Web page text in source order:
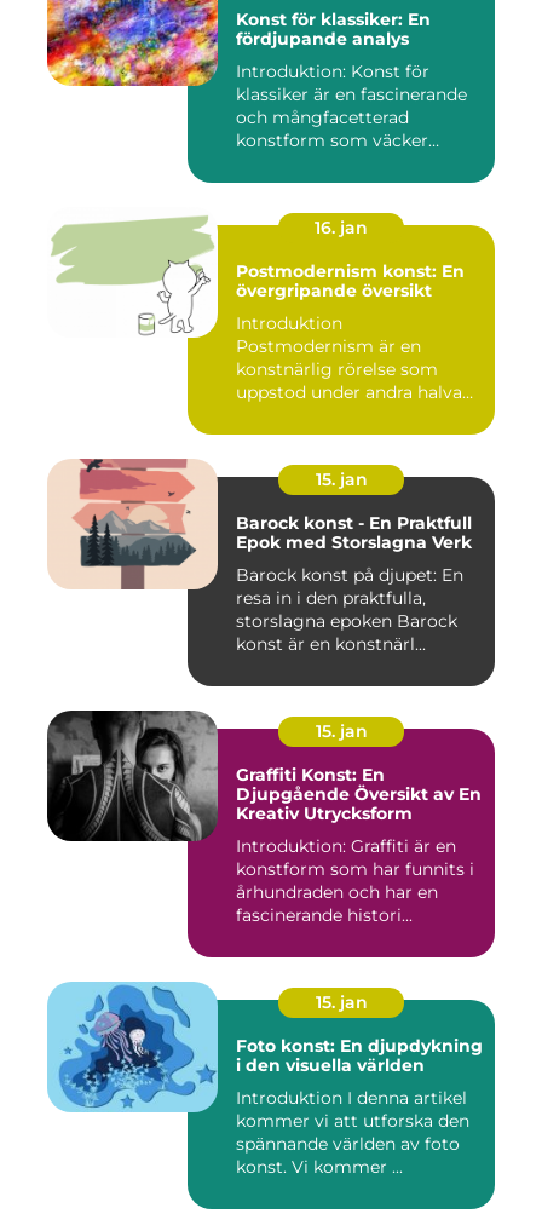
Konst för klassiker: En
fördjupande analys
Introduktion: Konst för
klassiker är en fascinerande
och mångfacetterad
konstform som väcker
16. jan
Postmodernism konst: En
övergripande översikt
Introduktion
Postmodernism är en
konstnärlig rörelse som
uppstod under andra halvan
15. jan
Barock konst - En Praktfull
Epok med Storslagna Verk
Barock konst på djupet: En
resa in i den praktfulla,
storslagna epoken Barock
konst är en konstnärl...
15. jan
Graffiti Konst: En
Djupgående Översikt av En
Kreativ Utrycksform
Introduktion: Graffiti är en
konstform som har funnits i
århundraden och har en
fascinerande histori...
15. jan
Foto konst: En djupdykning
i den visuella världen
Introduktion I denna artikel
kommer vi att utforska den
spännande världen av foto
konst. Vi kommer ...